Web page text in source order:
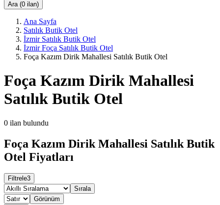
Ara (0 ilan)
Ana Sayfa
Satılık Butik Otel
İzmir Satılık Butik Otel
İzmir Foça Satılık Butik Otel
Foça Kazım Dirik Mahallesi Satılık Butik Otel
Foça Kazım Dirik Mahallesi
Satılık Butik Otel
0 ilan bulundu
Foça Kazım Dirik Mahallesi Satılık Butik
Otel Fiyatları
Filtrele3
Sırala
Görünüm